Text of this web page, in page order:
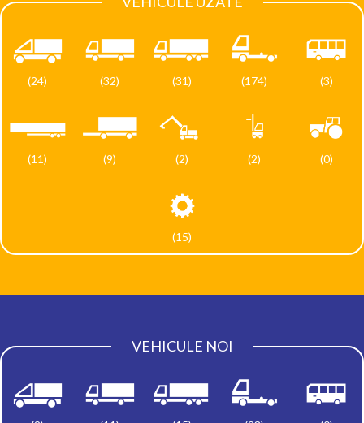
(24) (32) (31) (174) (3)
(11) (9) (2) (2) (0)
(15)
VEHICULE NOI